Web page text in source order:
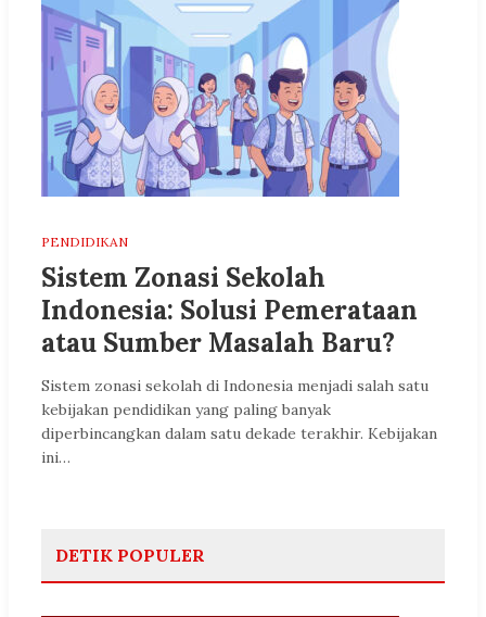
PENDIDIKAN
Sistem Zonasi Sekolah
Indonesia: Solusi Pemerataan
atau Sumber Masalah Baru?
Sistem zonasi sekolah di Indonesia menjadi salah satu
kebijakan pendidikan yang paling banyak
diperbincangkan dalam satu dekade terakhir. Kebijakan
ini…
DETIK POPULER